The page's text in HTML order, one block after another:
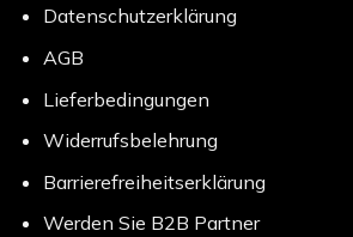
Datenschutzerklärung
AGB
Lieferbedingungen
Widerrufsbelehrung
Barrierefreiheitserklärung
Werden Sie B2B Partner